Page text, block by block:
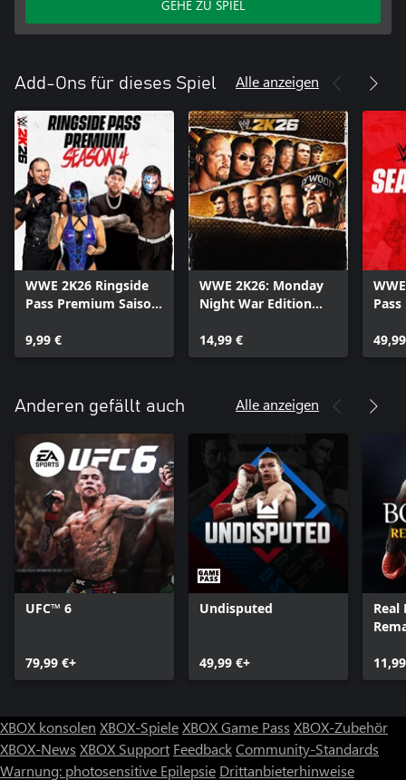
bestimmten Spezialfunktionen. Ein Verstoß gegen die
GEHE ZU SPIEL
Add-Ons für dieses Spiel Alle anzeigen
WWE 2K26 Ringside
Pass Premium Saison
9,99 €
WWE 2K26: Monday
Night War Edition
14,99 €
Pass
Anderen gefällt auch Alle anzeigen
UFC™ 6
79,99 €+
Undisputed
49,99 €+
Real
XBOX konsolen XBOX-SpieleXBOX Game Pass XBOX-Zubehör
XBOX-News XBOX Support FeedbackCommunity-Standards
Warnung: photosensitive Epilepsie Drittanbieterhinweise